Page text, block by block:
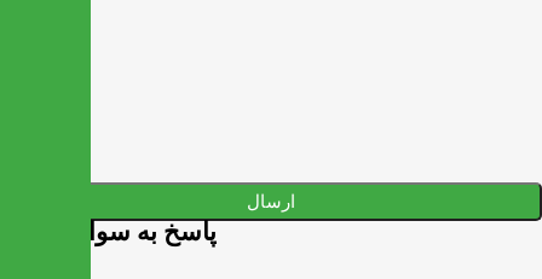
ارسال
پاسخ به سوالات شما